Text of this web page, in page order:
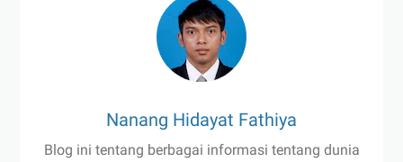
Nanang Hidayat Fathiya
Blog ini tentang berbagai informasi tentang dunia